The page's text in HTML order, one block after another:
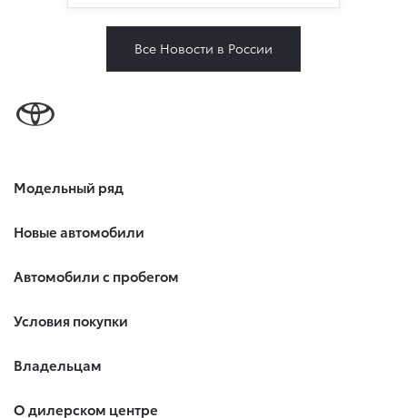
Все Новости в России
Модельный ряд
Новые автомобили
Автомобили с пробегом
Условия покупки
Владельцам
О дилерском центре